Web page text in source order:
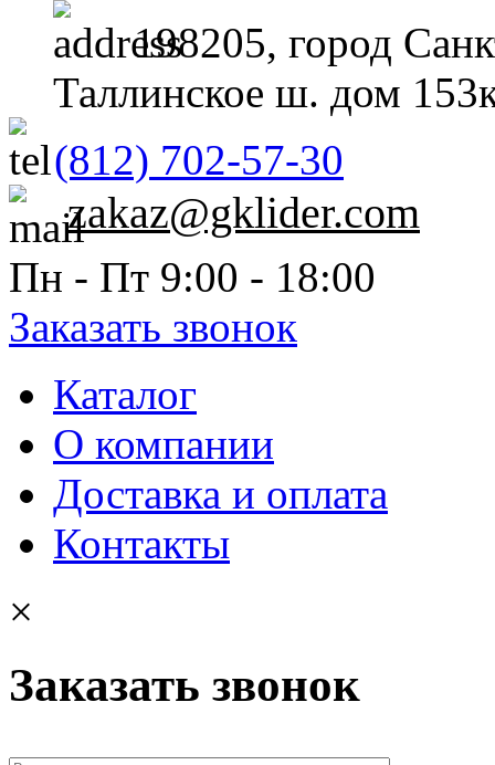
198205, город
Таллинское ш. дом
(812) 702-57-30
zakaz@gklider.com
Пн - Пт 9:00 - 18:00
Заказать звонок
Каталог
О компании
Доставка и оплата
Контакты
×
Заказать звонок